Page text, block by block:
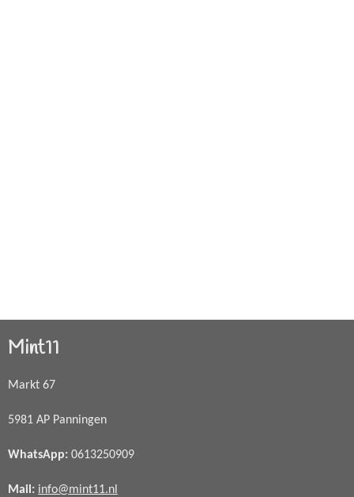
Mint11
Markt 67
5981 AP Panningen
WhatsApp: 0613250909
Mail: info@mint11.nl